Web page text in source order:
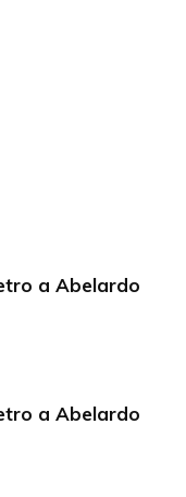
a Abelardo
a Abelardo